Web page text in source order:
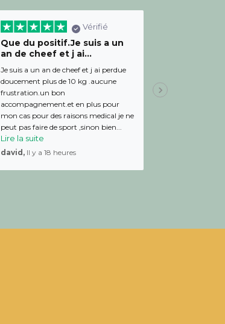
Vérifié
Que du positif.Je suis a un
an de cheef et j ai...
Je suis a un an de cheef et j ai perdue
doucement plus de 10 kg .aucune
frustration.un bon
accompagnement.et en plus pour
mon cas pour des raisons medical je ne
peut pas faire de sport ,sinon bien...
Lire la suite
david, Il y a 18 heures
Julien,